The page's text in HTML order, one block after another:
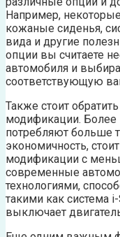
Например,
кожаные сиденья,
вида и другие
опции вы считаете
автомобиля и
соответствующую
Также стоит
модификации.
потребляют больше
экономичность,
модификации с
современные
технологиями,
такими как система
выключает